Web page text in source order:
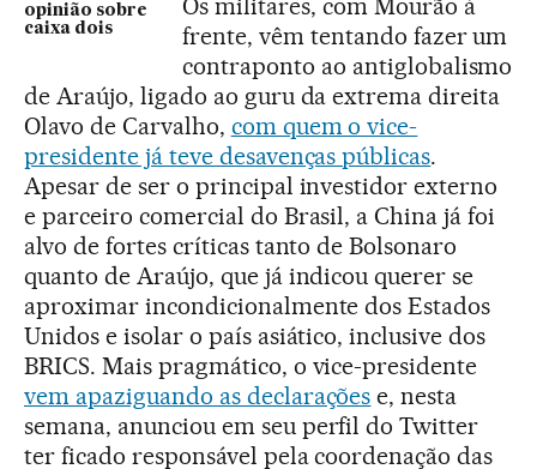
opinião sobre
caixa dois
frente, vêm tentando fazer um
contraponto ao antiglobalismo
de Araújo, ligado ao guru da extrema direita
Olavo de Carvalho, com quem o vice-
presidente já teve desavenças públicas.
Apesar de ser o principal investidor externo
e parceiro comercial do Brasil, a China já foi
alvo de fortes críticas tanto de Bolsonaro
quanto de Araújo, que já indicou querer se
aproximar incondicionalmente dos Estados
Unidos e isolar o país asiático, inclusive dos
BRICS. Mais pragmático, o vice-presidente
vem apaziguando as declarações e, nesta
semana, anunciou em seu perfil do Twitter
ter ficado responsável pela coordenação das